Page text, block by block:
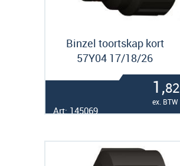
Binzel toortskap kort
57Y04 17/18/26
1,82
ex. BTW
Art: 145069